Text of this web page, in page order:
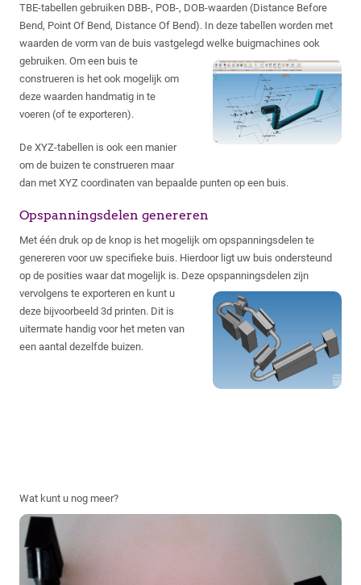
TBE-tabellen gebruiken DBB-, POB-, DOB-waarden (Distance Before
Bend, Point Of Bend, Distance Of Bend). In deze tabellen worden met
waarden de vorm van de buis vastgelegd welke buigmachines ook
gebruiken. Om een buis te
construeren is het ook mogelijk om
deze waarden handmatig in te
voeren (of te exporteren).
De XYZ-tabellen is ook een manier
om de buizen te construeren maar
dan met XYZ coordinaten van bepaalde punten op een buis.
Opspanningsdelen genereren
Met één druk op de knop is het mogelijk om opspanningsdelen te
genereren voor uw specifieke buis. Hierdoor ligt uw buis ondersteund
op de posities waar dat mogelijk is. Deze opspanningsdelen zijn
vervolgens te exporteren en kunt u
deze bijvoorbeeld 3d printen. Dit is
uitermate handig voor het meten van
een aantal dezelfde buizen.
Wat kunt u nog meer?